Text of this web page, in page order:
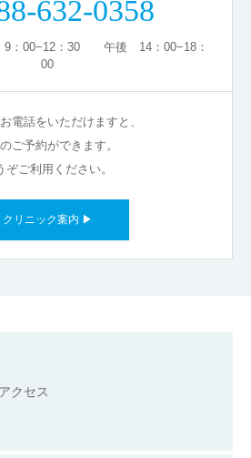
632-0358
9：00−12：30 午後 14：00−18：
00
電話をいただけますと、
ご予約ができます。
ぞご利用ください。
クリニック案内 ▶
アクセス